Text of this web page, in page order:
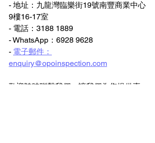
- 地址：九龍灣臨樂街19號南豐商業中心
9樓16-17室
- 電話：3188 1889
- WhatsApp：6928 9628
- 電子郵件：
enquiry@opoinspection.com
歡迎隨時聯繫我們，讓我們為您提供專